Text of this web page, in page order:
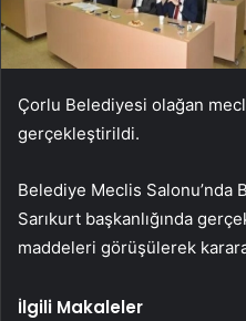
Çorlu Belediyesi olağan
gerçekleştirildi.
Belediye Meclis Salonu’nda
Sarıkurt başkanlığında
maddeleri görüşülerek
İlgili Makaleler